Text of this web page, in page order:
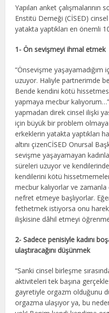
Yapılan anket çalışmalarının
Enstitü Derneği (CİSED)
yatakta yaptıkları en önemli
1- Ön sevişmeyi ihmal etmek
“Önsevişme
uzuyor. Haliyle partnerimde
Bende kendini kötü
yapmaya mecbur
yapmadan direk cinsel ilişki
için büyük bir problem
erkeklerin yatakta yaptıkları
altını çizenCİSED Onursal
sevişme yaşayamayan
süreleri uzuyor ve
kendilerini kötü
mecbur kalıyorlar ve
nefret etmeye başlıyorlar.
fethetmek istiyorsa onu
ilişkisine dâhil etmeyi
2- Sadece penisiyle kadını
ulaştıracağını düşünmek
“Sanki cinsel birleşme
aktiviteleri tek başına
gayretiyle orgazm olduğunu
orgazma ulaşıyor ya, bu